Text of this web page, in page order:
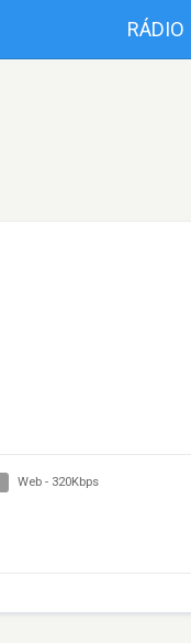
RÁDIO
Web - 320Kbps